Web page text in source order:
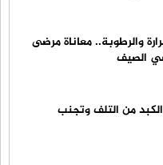
والرطوبة.. معاناة مرضى
الصيف
من التلف وتجنب